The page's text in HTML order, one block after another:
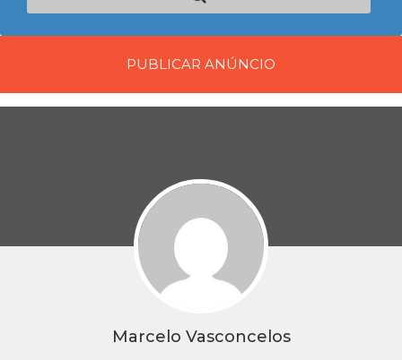
PUBLICAR ANÚNCIO
Marcelo Vasconcelos